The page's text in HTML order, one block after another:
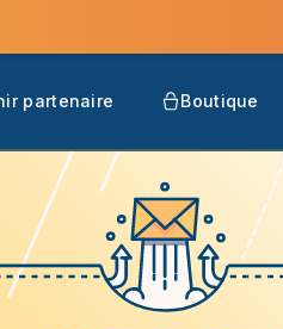
partenaire Boutique